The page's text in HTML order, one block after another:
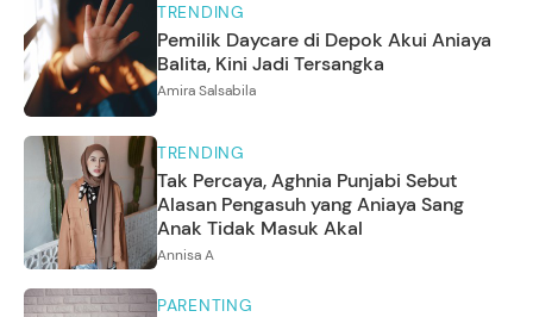
TRENDING
Pemilik Daycare di Depok Akui Aniaya
Balita, Kini Jadi Tersangka
Amira Salsabila
TRENDING
Tak Percaya, Aghnia Punjabi Sebut
Alasan Pengasuh yang Aniaya Sang
Anak Tidak Masuk Akal
Annisa A
PARENTING